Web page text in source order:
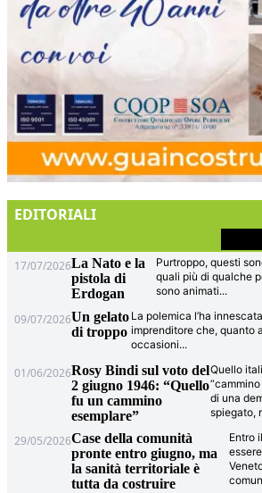
EDITORIALI
17/07/2026La Nato e la
pistola di
Erdogan
Purtroppo, questi
quali più di qualche
sono animati...
09/07/2026Un gelato
di troppo
La polemica l’ha
imprenditore che, quanto
occasioni...
01/06/2026Rosy Bindi sul voto del
2 giugno 1946: “Quello
fu un cammino
esemplare”
Quello
di una
spiegato,
29/05/2026Case della comunità
pronte entro giugno, ma
la sanità territoriale è
tutta da costruire
Entro